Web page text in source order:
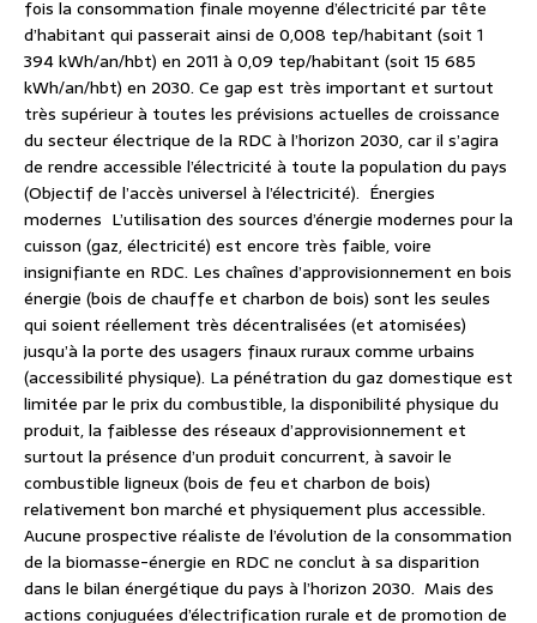
fois la consommation finale moyenne d’électricité par tête
d’habitant qui passerait ainsi de 0,008 tep/habitant (soit 1
394 kWh/an/hbt) en 2011 à 0,09 tep/habitant (soit 15 685
kWh/an/hbt) en 2030. Ce gap est très important et surtout
très supérieur à toutes les prévisions actuelles de croissance
du secteur électrique de la RDC à l’horizon 2030, car il s’agira
de rendre accessible l’électricité à toute la population du pays
(Objectif de l’accès universel à l’électricité). Énergies
modernes L’utilisation des sources d’énergie modernes pour la
cuisson (gaz, électricité) est encore très faible, voire
insignifiante en RDC. Les chaînes d’approvisionnement en bois
énergie (bois de chauffe et charbon de bois) sont les seules
qui soient réellement très décentralisées (et atomisées)
jusqu’à la porte des usagers finaux ruraux comme urbains
(accessibilité physique). La pénétration du gaz domestique est
limitée par le prix du combustible, la disponibilité physique du
produit, la faiblesse des réseaux d’approvisionnement et
surtout la présence d’un produit concurrent, à savoir le
combustible ligneux (bois de feu et charbon de bois)
relativement bon marché et physiquement plus accessible.
Aucune prospective réaliste de l’évolution de la consommation
de la biomasse-énergie en RDC ne conclut à sa disparition
dans le bilan énergétique du pays à l’horizon 2030. Mais des
actions conjuguées d’électrification rurale et de promotion de